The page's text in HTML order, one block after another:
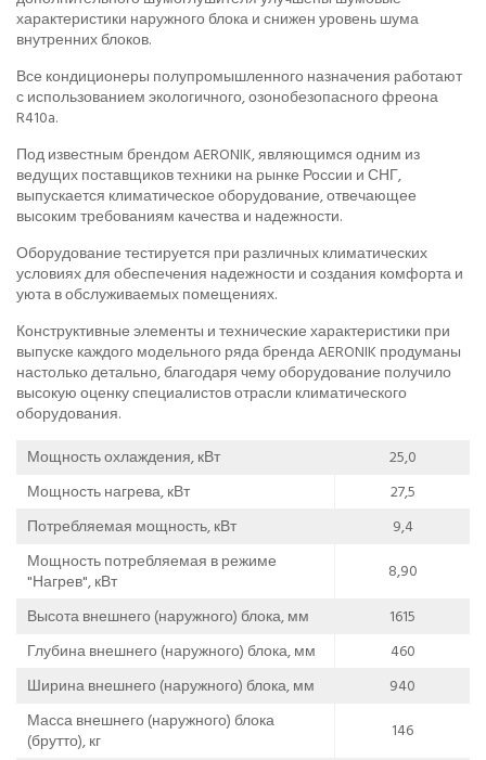
характеристики наружного блока и снижен уровень шума
внутренних блоков.
Все кондиционеры полупромышленного назначения работают
с использованием экологичного, озонобезопасного фреона
R410a.
Под известным брендом AERONIK, являющимся одним из
ведущих поставщиков техники на рынке России и СНГ,
выпускается климатическое оборудование, отвечающее
высоким требованиям качества и надежности.
Оборудование тестируется при различных климатических
условиях для обеспечения надежности и создания комфорта и
уюта в обслуживаемых помещениях.
Конструктивные элементы и технические характеристики при
выпуске каждого модельного ряда бренда AERONIK продуманы
настолько детально, благодаря чему оборудование получило
высокую оценку специалистов отрасли климатического
оборудования.
Мощность охлаждения, кВт
25,0
Мощность нагрева, кВт
27,5
Потребляемая мощность, кВт
9,4
Мощность потребляемая в режиме
"Нагрев", кВт
8,90
Высота внешнего (наружного) блока, мм
1615
Глубина внешнего (наружного) блока, мм
460
Ширина внешнего (наружного) блока, мм
940
Масса внешнего (наружного) блока
(брутто), кг
146